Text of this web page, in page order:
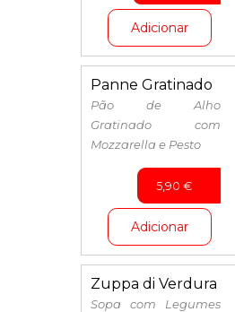
Adicionar
Panne Gratinado
Pão de Alho
Gratinado com
Mozzarella e Pesto
5,90 €
Adicionar
Zuppa di Verdura
Sopa com Legumes